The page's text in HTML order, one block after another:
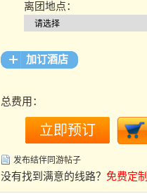
离团地点：
加订酒店
总费用：
发布结伴同游帖子
没有找到满意的线路？ 免费定制